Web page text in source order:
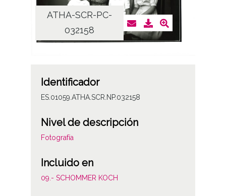
ATHA-SCR-PC-
032158
Identificador
ES.01059.ATHA.SCR.NP.032158
Nivel de descripción
Fotografía
Incluido en
09.- SCHOMMER KOCH